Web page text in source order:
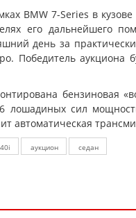
BMW 7-Series в
его дальнейшего
день за
Победитель аукциона
бензиновая
лошадиных сил
автоматическая
аукцион седан